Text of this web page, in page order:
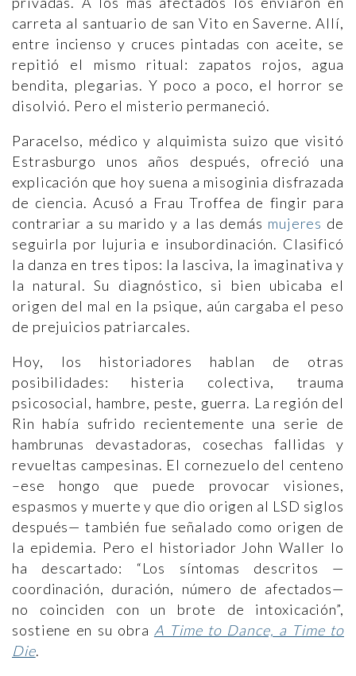
carreta al santuario de san Vito en Saverne. Allí,
entre incienso y cruces pintadas con aceite, se
repitió el mismo ritual: zapatos rojos, agua
bendita, plegarias. Y poco a poco, el horror se
disolvió. Pero el misterio permaneció.
Paracelso, médico y alquimista suizo que visitó
Estrasburgo unos años después, ofreció una
explicación que hoy suena a misoginia disfrazada
de ciencia. Acusó a Frau Troffea de fingir para
contrariar a su marido y a las demás mujeres de
seguirla por lujuria e insubordinación. Clasificó
la danza en tres tipos: la lasciva, la imaginativa y
la natural. Su diagnóstico, si bien ubicaba el
origen del mal en la psique, aún cargaba el peso
de prejuicios patriarcales.
Hoy, los historiadores hablan de otras
posibilidades: histeria colectiva, trauma
psicosocial, hambre, peste, guerra. La región del
Rin había sufrido recientemente una serie de
hambrunas devastadoras, cosechas fallidas y
revueltas campesinas. El cornezuelo del centeno
–ese hongo que puede provocar visiones,
espasmos y muerte y que dio origen al LSD siglos
después— también fue señalado como origen de
la epidemia. Pero el historiador John Waller lo
ha descartado: “Los síntomas descritos —
coordinación, duración, número de afectados—
no coinciden con un brote de intoxicación”,
sostiene en su obra A Time to Dance, a Time to
Die.